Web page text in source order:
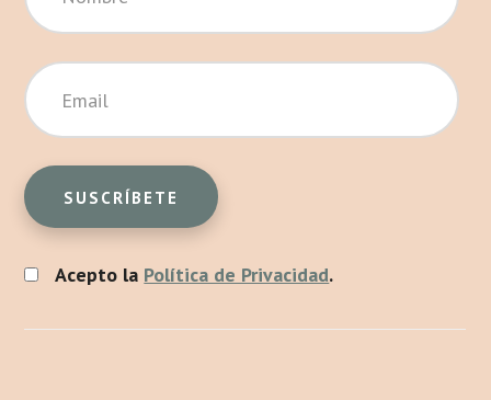
Acepto la Política de Privacidad.